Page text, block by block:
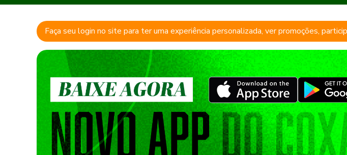
Faça seu login no site para ter uma experiência personalizada, ver promoções,